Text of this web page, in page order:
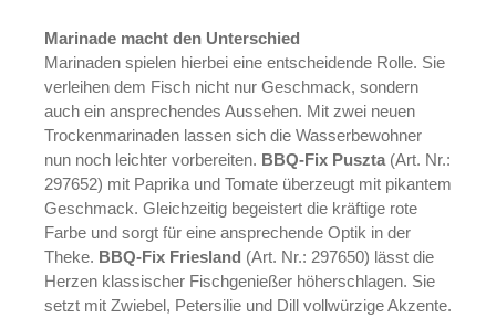
Marinade macht den Unterschied
Marinaden spielen hierbei eine entscheidende Rolle. Sie
verleihen dem Fisch nicht nur Geschmack, sondern
auch ein ansprechendes Aussehen. Mit zwei neuen
Trockenmarinaden lassen sich die Wasserbewohner
nun noch leichter vorbereiten. BBQ-Fix Puszta (Art. Nr.:
297652) mit Paprika und Tomate überzeugt mit pikantem
Geschmack. Gleichzeitig begeistert die kräftige rote
Farbe und sorgt für eine ansprechende Optik in der
Theke. BBQ-Fix Friesland (Art. Nr.: 297650) lässt die
Herzen klassischer Fischgenießer höherschlagen. Sie
setzt mit Zwiebel, Petersilie und Dill vollwürzige Akzente.